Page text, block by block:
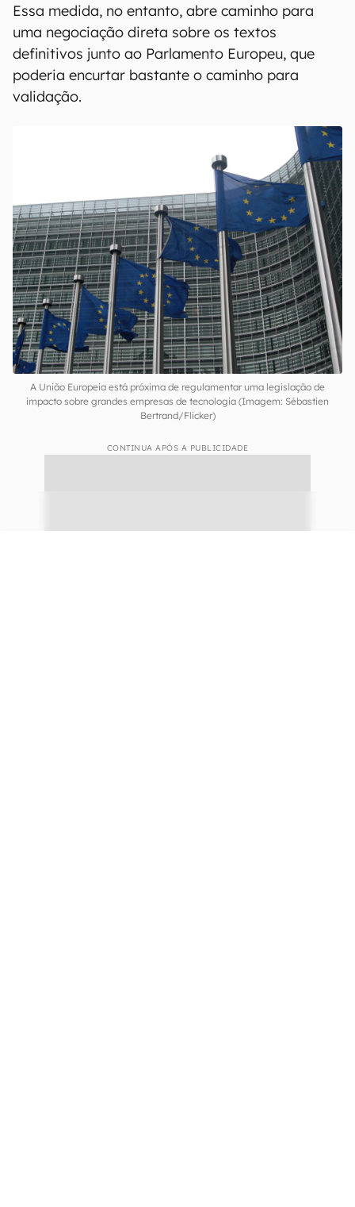
Parlamento Europeu dará
palavra final
A aprovação pelos Estados-membros da UE não
significa aplicação imediata dos mecanismos. É
necessário que cada nação faça os ajustes na
legislação local, por meio do parlamento, de
modo a alinhar as leis do país às demais nações.
Essa medida, no entanto, abre caminho para
uma negociação direta sobre os textos
definitivos junto ao Parlamento Europeu, que
poderia encurtar bastante o caminho para
validação.